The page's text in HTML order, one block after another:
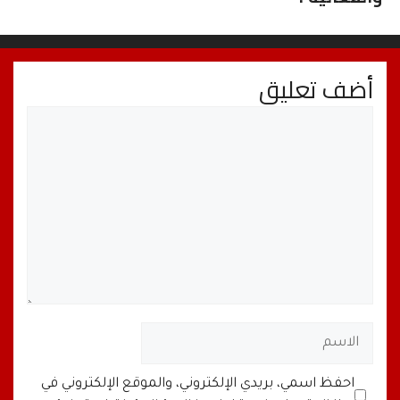
أضف تعليق
الاسم
البريد
الموقع
احفظ اسمي، بريدي الإلكتروني، والموقع الإلكتروني في